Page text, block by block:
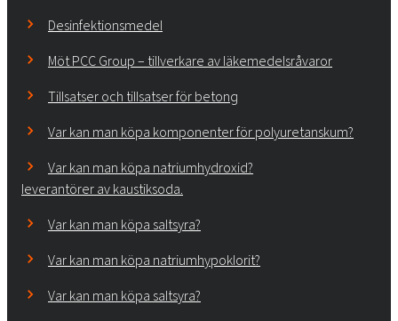
Desinfektionsmedel
Möt PCC Group – tillverkare av läkemedelsråvaror
Tillsatser och tillsatser för betong
Var kan man köpa komponenter för polyuretanskum?
Var kan man köpa natriumhydroxid?
leverantörer av kaustiksoda.
Var kan man köpa saltsyra?
Var kan man köpa natriumhypoklorit?
Var kan man köpa saltsyra?